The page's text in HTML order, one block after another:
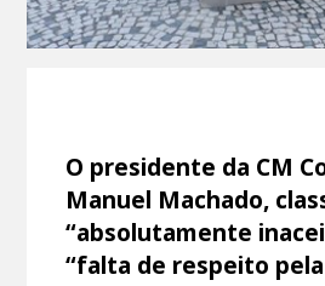
O presidente da CM
Manuel Machado,
“absolutamente
“falta de respeito